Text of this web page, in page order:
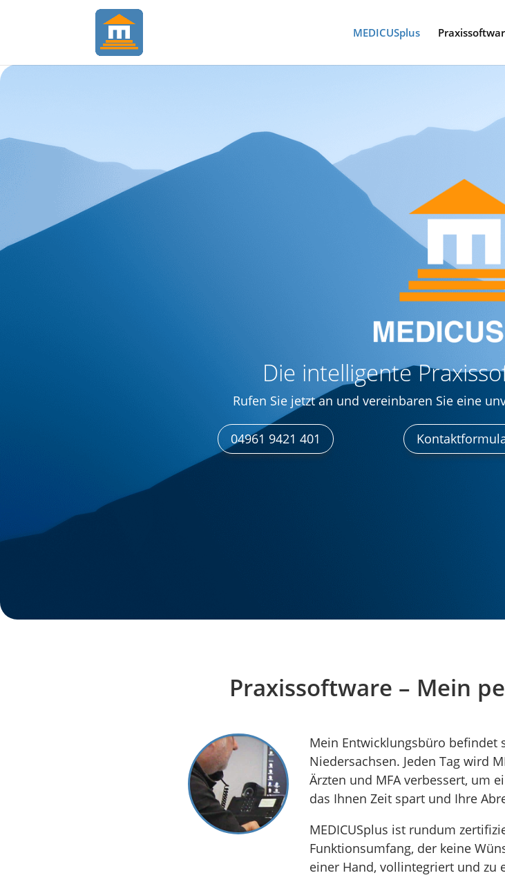
MEDICUSplus
Die intelligente
Rufen Sie jetzt an und vereinbaren Sie eine
04961 9421 401
Praxissoftware – Mein
Mein Entwicklungsbüro befindet
Niedersachsen. Jeden Tag wird
Ärzten und MFA verbessert, um
das Ihnen Zeit spart und Ihre
MEDICUSplus ist rundum
Funktionsumfang, der keine
einer Hand, vollintegriert und zu